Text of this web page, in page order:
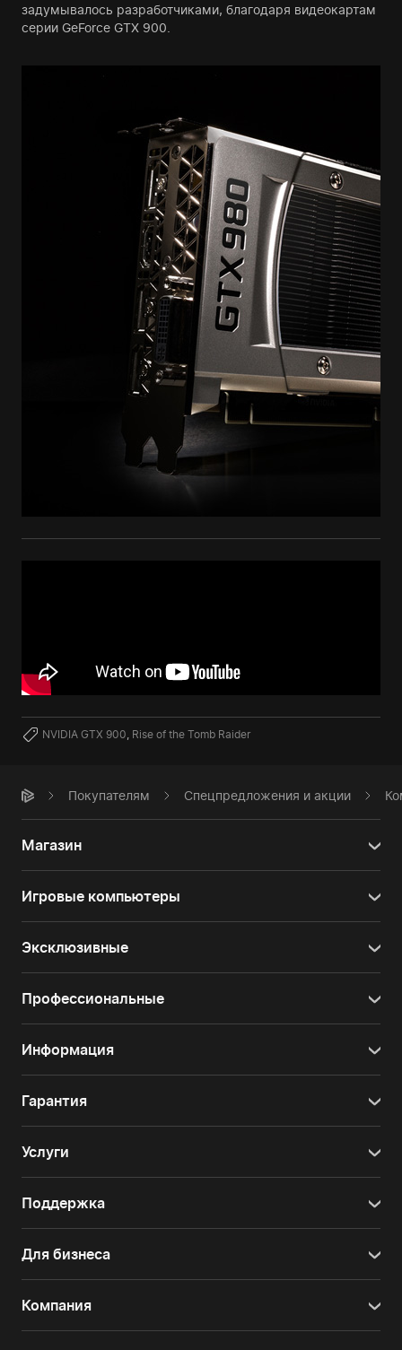
задумывалось разработчиками, благодаря видеокартам
серии GeForce GTX 900.
NVIDIA GTX 900 Rise of the Tomb Raider
Покупателям Спецпредложения и акции
Магазин
Игровые компьютеры
Эксклюзивные
Профессиональные
Информация
Гарантия
Услуги
Поддержка
Для бизнеса
Компания